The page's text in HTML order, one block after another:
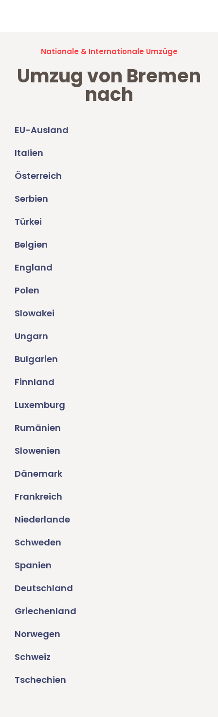
Nationale & Internationale Umzüge
Umzug von Bremen
nach
EU-Ausland
Italien
Österreich
Serbien
Türkei
Belgien
England
Polen
Slowakei
Ungarn
Bulgarien
Finnland
Luxemburg
Rumänien
Slowenien
Dänemark
Frankreich
Niederlande
Schweden
Spanien
Deutschland
Griechenland
Norwegen
Schweiz
Tschechien